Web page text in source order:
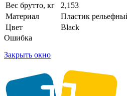
Вес брутто, кг
2,153
Материал
Пластик
Цвет
Black
Ошибка
Закрыть окно